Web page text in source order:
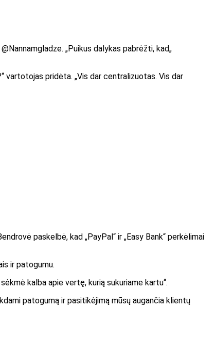
@Nannamgladze. „Puikus dalykas pabrėžti, kad„
vartotojas pridėta. „Vis dar centralizuotas. Vis dar
paskelbė, kad „PayPal“ ir „Easy Bank“ perkėlimai
ir patogumu.
kalba apie vertę, kurią sukuriame kartu“.
patogumą ir pasitikėjimą mūsų augančia klientų